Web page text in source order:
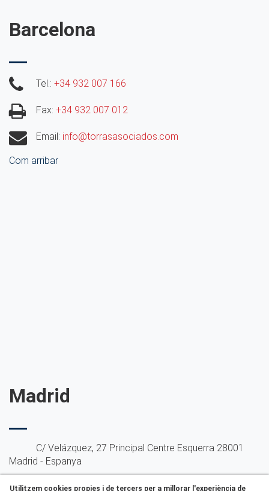
Barcelona
Tel.: +34 932 007 166
Fax: +34 932 007 012
Email: info@torrasasociados.com
Com arribar
Madrid
C/ Velázquez, 27 Principal Centre Esquerra 28001
Madrid - Espanya
Tel.:+34 910 053 417
Utilitzem cookies propies i de tercers per a millorar l'experiència de